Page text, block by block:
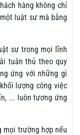
hàng không chỉ
luật sư mà bằng
sư trong mọi lĩnh
tuân thủ theo quy
ứng với những gì
lượng công việc
... luôn tương ứng
mọi trường hợp nếu